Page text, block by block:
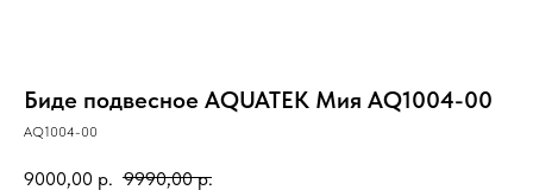
Биде подвесное AQUATEK Мия AQ1004-00
AQ1004-00
9000,00 р. 9990,00 р.